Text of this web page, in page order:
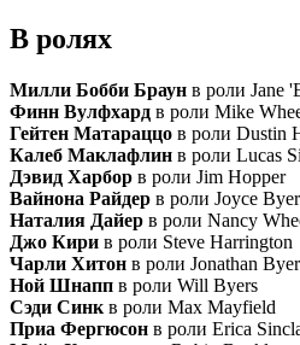
В ролях
Милли Бобби Браун в роли Jane
Финн Вулфхард в роли Mike
Гейтен Матараццо в роли Dustin
Калеб Маклафлин в роли Lucas
Дэвид Харбор в роли Jim Hopper
Вайнона Райдер в роли Joyce
Наталия Дайер в роли Nancy
Джо Кири в роли Steve Harrington
Чарли Хитон в роли Jonathan
Ной Шнапп в роли Will Byers
Сэди Синк в роли Max Mayfield
Приа Фергюсон в роли Erica